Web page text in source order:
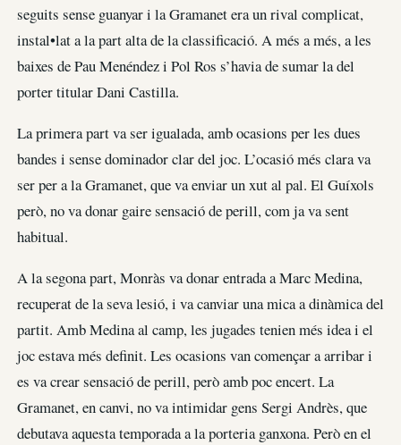
seguits sense guanyar i la Gramanet era un rival complicat,
instal•lat a la part alta de la classificació. A més a més, a les
baixes de Pau Menéndez i Pol Ros s’havia de sumar la del
porter titular Dani Castilla.
La primera part va ser igualada, amb ocasions per les dues
bandes i sense dominador clar del joc. L’ocasió més clara va
ser per a la Gramanet, que va enviar un xut al pal. El Guíxols
però, no va donar gaire sensació de perill, com ja va sent
habitual.
A la segona part, Monràs va donar entrada a Marc Medina,
recuperat de la seva lesió, i va canviar una mica a dinàmica del
partit. Amb Medina al camp, les jugades tenien més idea i el
joc estava més definit. Les ocasions van començar a arribar i
es va crear sensació de perill, però amb poc encert. La
Gramanet, en canvi, no va intimidar gens Sergi Andrès, que
debutava aquesta temporada a la porteria ganxona. Però en el